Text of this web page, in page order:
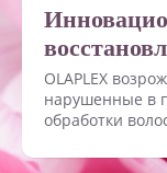
OLAPLEX
нарушенные в
обработки